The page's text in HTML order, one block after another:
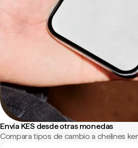
Envía KES desde otras monedas
Compara tipos de cambio a chelines